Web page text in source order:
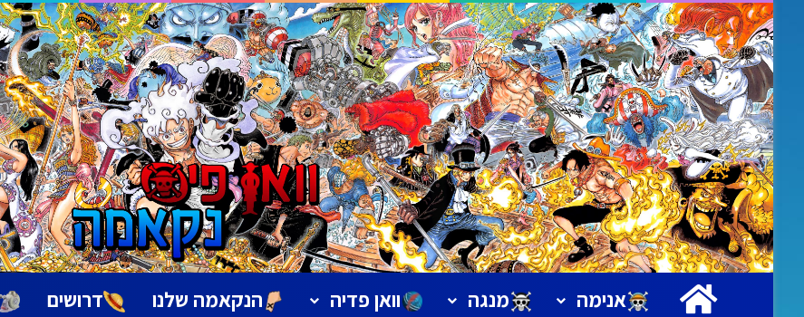
ראשי אנימה מנגה וואן פדיה הנקאמה שלנו דרושים